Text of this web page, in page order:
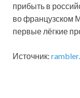
прибыть в
во французском
первые лёгкие
Источник: